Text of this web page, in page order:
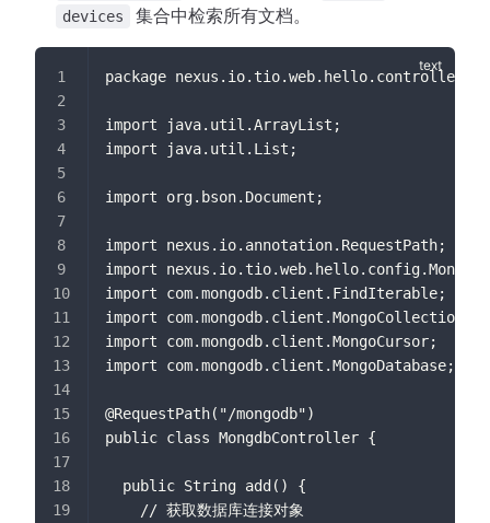
devices 集合中检索所有文档。
package nexus.io.tio.web.hello.controller;
import java.util.ArrayList;
import java.util.List;
import org.bson.Document;
import nexus.io.annotation.RequestPath;
import
import com.mongodb.client.FindIterable;
import com.mongodb.client.MongoCollection;
import com.mongodb.client.MongoCursor;
import com.mongodb.client.MongoDatabase;
@RequestPath("/mongodb")
public class MongdbController {
  public String add() {
    // 获取数据库连接对象